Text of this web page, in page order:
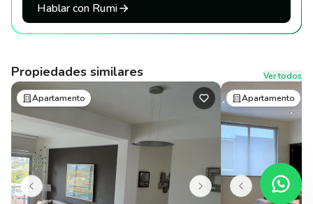
Hablar con Rumi
Propiedades similares
Ver todos
Apartamento
Apartamento